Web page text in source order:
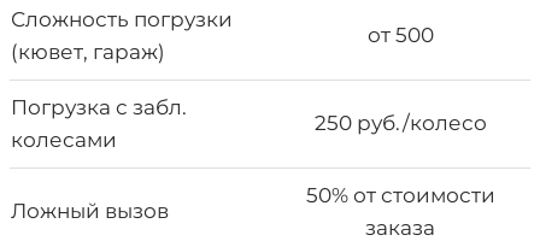
Сложность погрузки
(кювет, гараж)
от 500
Погрузка с забл.
колесами
250 руб./колесо
Ложный вызов
50% от стоимости
заказа